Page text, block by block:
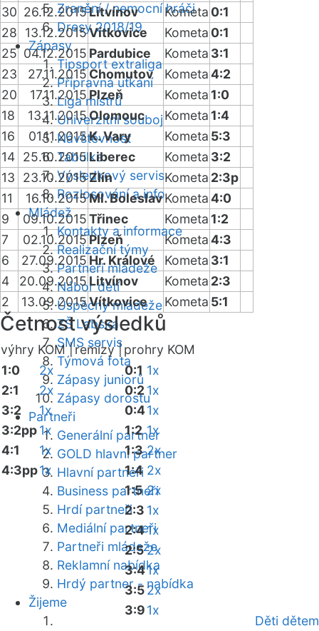
Zranění / nemocní hráči
Dresy 2018/19
Zápasy
Tipsport extraliga
Přípravná utkání
Liga mistrů
Univerzitní souboj
Návštěvnost
Tabulka
Výsledkový servis
Rozlosování a info
Mládež
Kontakty a informace
Realizační týmy
Partneři mládeže
Nábor dětí
Úspěchy mládeže
ZŠ Labská
SMS servis
Týmová fota
Zápasy juniorů
Zápasy dorostu
Partneři
Generální partner
GOLD hlavní partner
Hlavní partneři
Business partneři
Hrdí partneři
Mediální partneři
Partneři mládeže
Reklamní nabídka
Hrdý partner - nabídka
Žijeme
Děti dětem
30 26.12.2015Litvínov Kometa 0:1
28
13.12.2015Vítkovice Kometa 0:1
25 04.12.2015 Pardubice Kometa 3:1
23
27.11.2015 Chomutov Kometa4:2
20
17.11.2015 Plzeň Kometa 1:0
18
13.11.2015Olomouc Kometa 1:4
16
01.11.2015K. Vary Kometa 5:3
14 25.10.2015 Liberec Kometa 3:2
13
23.10.2015Zlín Kometa 2:3p
11
16.10.2015Ml. BoleslavKometa4:0
9
09.10.2015Třinec Kometa 1:2
7
02.10.2015Plzeň Kometa4:3
6
27.09.2015 Hr. Králové Kometa 3:1
4
20.09.2015 Litvínov Kometa 2:3
2
13.09.2015Vítkovice Kometa 5:1
Četnost výsledků
výhry KOM | remízy |prohry KOM
1:0
2x
2:1
2x
3:2
1x
3:2pp1x
4:1
1x
4:3pp1x
0:1 1x
0:21x
0:41x
1:2 1x
1:3 2x
1:4 2x
1:5 2x
2:3 1x
2:41x
2:52x
3:41x
3:52x
3:91x